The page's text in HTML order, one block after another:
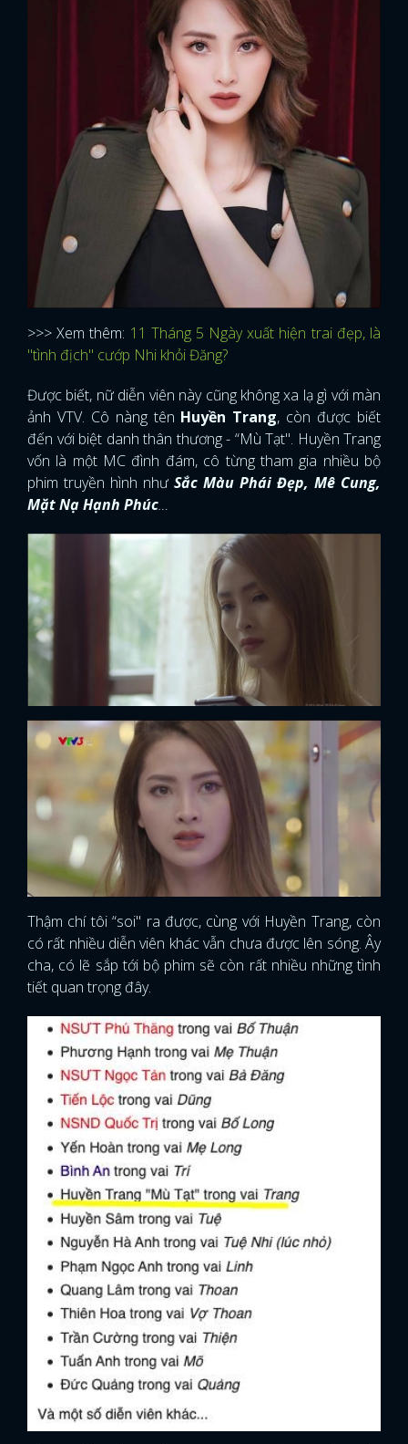
>>>Xem thêm: 11 Tháng 5 Ngày xuất hiện trai đẹp, là
"tình địch" cướp Nhi khỏi Đăng?
Được biết, nữ diễn viên này cũng không xa lạ gì với màn
ảnh VTV. Cô nàng tên Huyền Trang, còn được biết
đến với biệt danh thân thương - “Mù Tạt". Huyền Trang
vốn là một MC đình đám, cô từng tham gia nhiều bộ
phim truyền hình như Sắc Màu Phái Đẹp, Mê Cung,
Mặt Nạ Hạnh Phúc…
Thậm chí tôi “soi" ra được, cùng với Huyền Trang, còn
có rất nhiều diễn viên khác vẫn chưa được lên sóng. Ây
cha, có lẽ sắp tới bộ phim sẽ còn rất nhiều những tình
tiết quan trọng đây.